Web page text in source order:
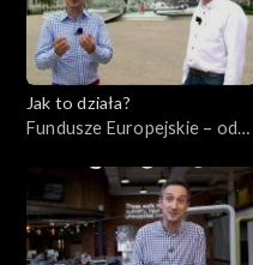
Jak to działa?
Fundusze Europejskie – odc.
niepełnosprawnych